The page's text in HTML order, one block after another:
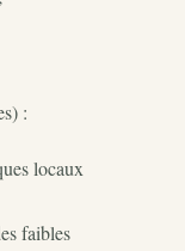
:
locaux
faibles